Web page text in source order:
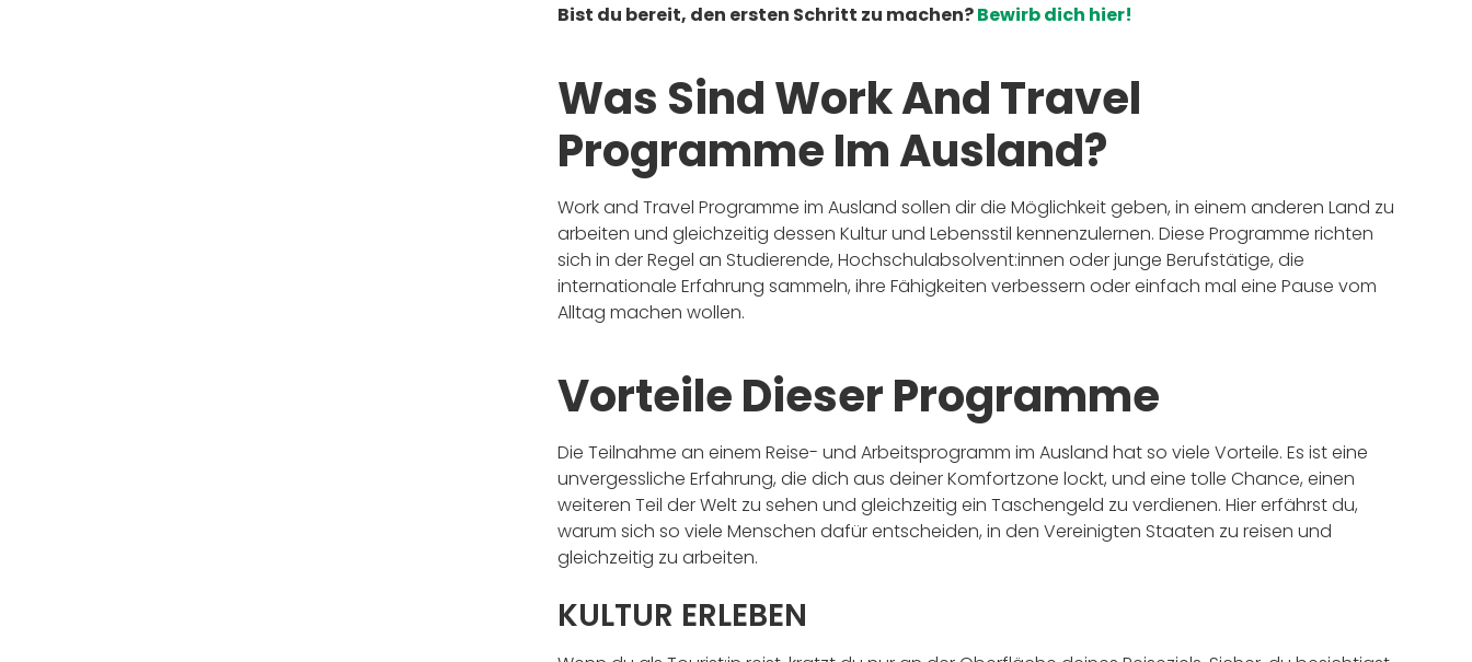
Bist du bereit, den ersten Schritt zu machen?Bewirb dich hier!
Was Sind Work And Travel
Programme Im Ausland?
Work and Travel Programme im Ausland sollen dir die Möglichkeit geben, in einem anderen Land zu
arbeiten und gleichzeitig dessen Kultur und Lebensstil kennenzulernen. Diese Programme richten
sich in der Regel an Studierende, Hochschulabsolvent:innen oder junge Berufstätige, die
internationale Erfahrung sammeln, ihre Fähigkeiten verbessern oder einfach mal eine Pause vom
Alltag machen wollen.
Vorteile Dieser Programme
Die Teilnahme an einem Reise- und Arbeitsprogramm im Ausland hat so viele Vorteile. Es ist eine
unvergessliche Erfahrung, die dich aus deiner Komfortzone lockt, und eine tolle Chance, einen
weiteren Teil der Welt zu sehen und gleichzeitig ein Taschengeld zu verdienen. Hier erfährst du,
warum sich so viele Menschen dafür entscheiden, in den Vereinigten Staaten zu reisen und
gleichzeitig zu arbeiten.
KULTUR ERLEBEN